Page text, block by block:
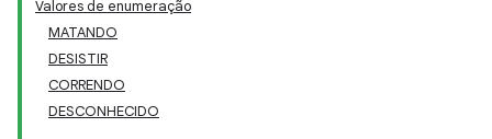
Valores de enumeração
MATANDO
DESISTIR
CORRENDO
DESCONHECIDO